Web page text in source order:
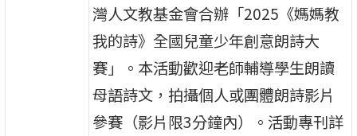
灣人文教基金會合辦「2025《媽媽教
我的詩》全國兒童少年創意朗詩大
賽」。本活動歡迎老師輔導學生朗讀
母語詩文，拍攝個人或團體朗詩影片
參賽（影片限3分鐘內）。活動專刊詳